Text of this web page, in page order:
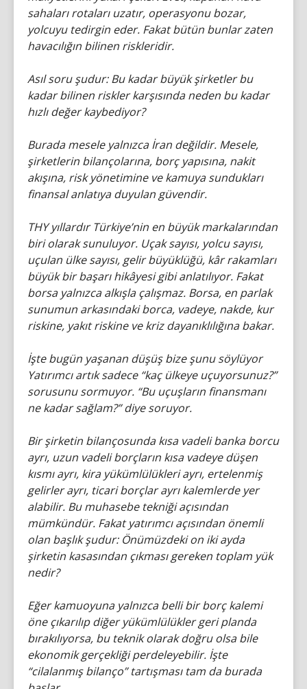
sahaları rotaları uzatır, operasyonu bozar,
yolcuyu tedirgin eder. Fakat bütün bunlar zaten
havacılığın bilinen riskleridir.
Asıl soru şudur: Bu kadar büyük şirketler bu
kadar bilinen riskler karşısında neden bu kadar
hızlı değer kaybediyor?
Burada mesele yalnızca İran değildir. Mesele,
şirketlerin bilançolarına, borç yapısına, nakit
akışına, risk yönetimine ve kamuya sundukları
finansal anlatıya duyulan güvendir.
THY yıllardır Türkiye’nin en büyük markalarından
biri olarak sunuluyor. Uçak sayısı, yolcu sayısı,
uçulan ülke sayısı, gelir büyüklüğü, kâr rakamları
büyük bir başarı hikâyesi gibi anlatılıyor. Fakat
borsa yalnızca alkışla çalışmaz. Borsa, en parlak
sunumun arkasındaki borca, vadeye, nakde, kur
riskine, yakıt riskine ve kriz dayanıklılığına bakar.
İşte bugün yaşanan düşüş bize şunu söylüyor
Yatırımcı artık sadece “kaç ülkeye uçuyorsunuz?”
sorusunu sormuyor. “Bu uçuşların finansmanı
ne kadar sağlam?” diye soruyor.
Bir şirketin bilançosunda kısa vadeli banka borcu
ayrı, uzun vadeli borçların kısa vadeye düşen
kısmı ayrı, kira yükümlülükleri ayrı, ertelenmiş
gelirler ayrı, ticari borçlar ayrı kalemlerde yer
alabilir. Bu muhasebe tekniği açısından
mümkündür. Fakat yatırımcı açısından önemli
olan başlık şudur: Önümüzdeki on iki ayda
şirketin kasasından çıkması gereken toplam yük
nedir?
Eğer kamuoyuna yalnızca belli bir borç kalemi
öne çıkarılıp diğer yükümlülükler geri planda
bırakılıyorsa, bu teknik olarak doğru olsa bile
ekonomik gerçekliği perdeleyebilir. İşte
“cilalanmış bilanço” tartışması tam da burada